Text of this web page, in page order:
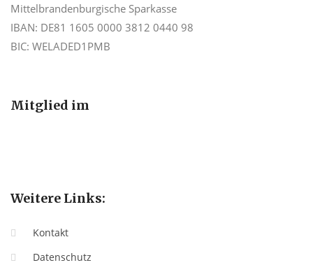
Mittelbrandenburgische Sparkasse
IBAN: DE81 1605 0000 3812 0440 98
BIC: WELADED1PMB
Mitglied im
Weitere Links:
Kontakt
Datenschutz